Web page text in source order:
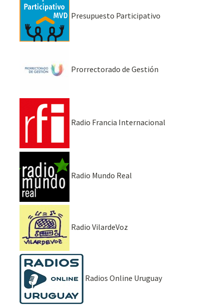
Presupuesto Participativo
Prorrectorado de Gestión
Radio Francia Internacional
Radio Mundo Real
Radio VilardeVoz
Radios Online Uruguay